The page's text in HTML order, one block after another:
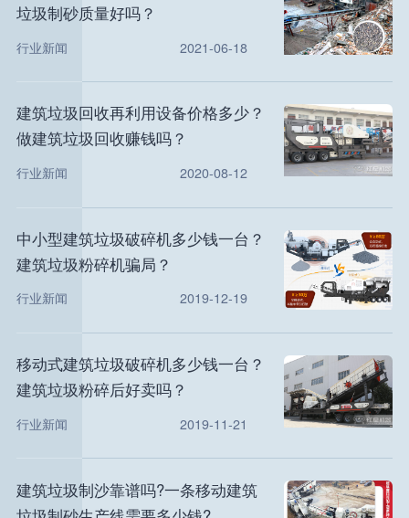
垃圾制砂质量好吗？
行业新闻 2021-06-18
建筑垃圾回收再利用设备价格多少？
做建筑垃圾回收赚钱吗？
行业新闻 2020-08-12
中小型建筑垃圾破碎机多少钱一台？
建筑垃圾粉碎机骗局？
行业新闻 2019-12-19
移动式建筑垃圾破碎机多少钱一台？
建筑垃圾粉碎后好卖吗？
行业新闻 2019-11-21
建筑垃圾制沙靠谱吗?一条移动建筑